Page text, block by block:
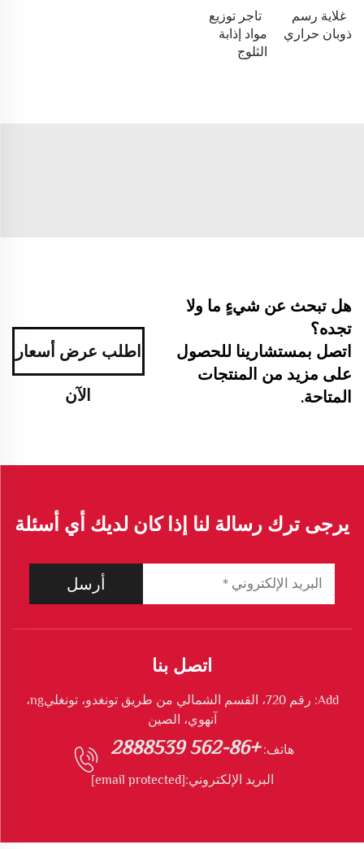
غلاية رسم
ذوبان حراري
تاجر توزيع
مواد إذابة
الثلوج
هل تبحث عن شيءٍ ما ولا
تجده؟
اتصل بمستشارينا للحصول
على مزيد من المنتجات
المتاحة.
اطلب عرض أسعار
الآن
يرجى ترك رسالة لنا إذا كان لديك أي أسئلة
أرسل
اتصل بنا
Add: رقم 720، القسم الشمالي من طريق تونغدو، تونغليng،
آنهوي، الصين
هاتف: +86-562 2888539
البريد الإلكتروني:[email protected]